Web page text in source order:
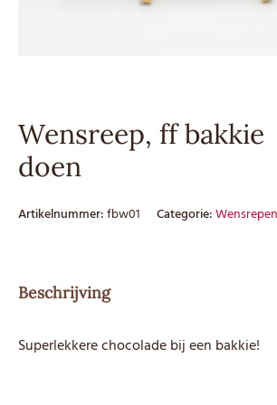
Wensreep, ff bakkie
doen
Artikelnummer:fbw01 Categorie:Wensrepen
Beschrijving
Superlekkere chocolade bij een bakkie!